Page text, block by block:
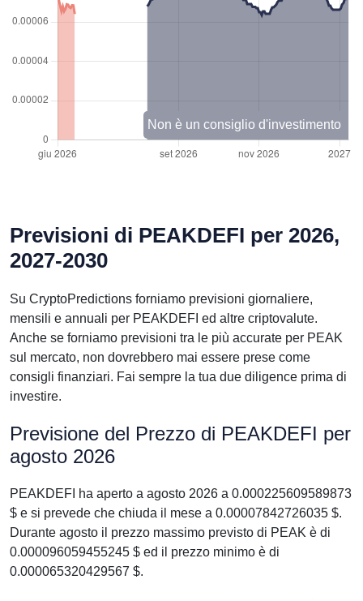
Non è un consiglio d'investimento
Previsioni di PEAKDEFI per 2026,
2027-2030
Su CryptoPredictions forniamo previsioni giornaliere,
mensili e annuali per PEAKDEFI ed altre criptovalute.
Anche se forniamo previsioni tra le più accurate per PEAK
sul mercato, non dovrebbero mai essere prese come
consigli finanziari. Fai sempre la tua due diligence prima di
investire.
Previsione del Prezzo di PEAKDEFI per
agosto 2026
PEAKDEFI ha aperto a agosto 2026 a 0.000225609589873
$ e si prevede che chiuda il mese a 0.00007842726035 $.
Durante agosto il prezzo massimo previsto di PEAK è di
0.000096059455245 $ ed il prezzo minimo è di
0.000065320429567 $.